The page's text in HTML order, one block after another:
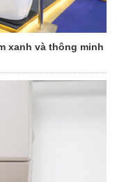
xanh và thông minh